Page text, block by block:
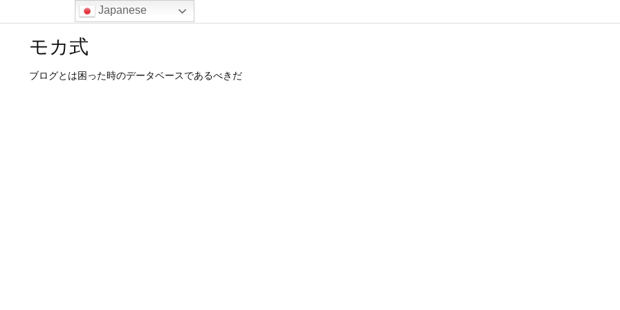
モカ式
ブログとは困った時のデータベースであるべきだ
Japanese